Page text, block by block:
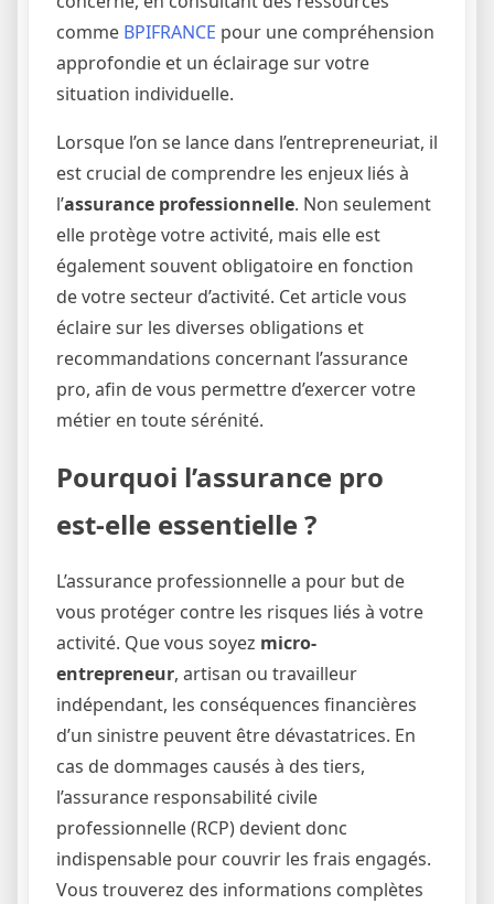
comme BPIFRANCE pour une compréhension
approfondie et un éclairage sur votre
situation individuelle.
Lorsque l’on se lance dans l’entrepreneuriat, il
est crucial de comprendre les enjeux liés à
l’assurance professionnelle. Non seulement
elle protège votre activité, mais elle est
également souvent obligatoire en fonction
de votre secteur d’activité. Cet article vous
éclaire sur les diverses obligations et
recommandations concernant l’assurance
pro, afin de vous permettre d’exercer votre
métier en toute sérénité.
Pourquoi l’assurance pro
est-elle essentielle ?
L’assurance professionnelle a pour but de
vous protéger contre les risques liés à votre
activité. Que vous soyez micro-
entrepreneur, artisan ou travailleur
indépendant, les conséquences financières
d’un sinistre peuvent être dévastatrices. En
cas de dommages causés à des tiers,
l’assurance responsabilité civile
professionnelle (RCP) devient donc
indispensable pour couvrir les frais engagés.
Vous trouverez des informations complètes